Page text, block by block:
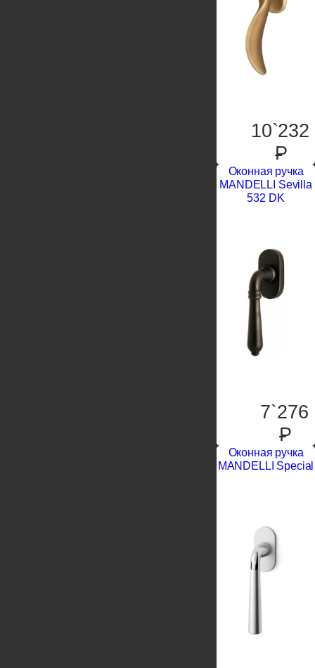
10`232
P
Оконная ручка
MANDELLI Sevilla
532 DK
7`276
P
Оконная ручка
MANDELLI Special